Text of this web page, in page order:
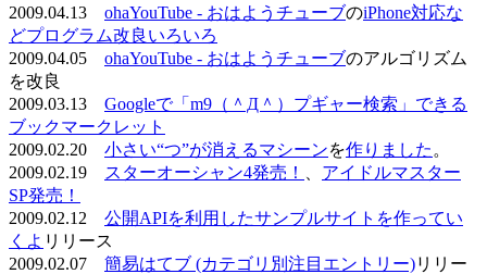
2009.04.13 ohaYouTube - おはようチューブのiPhone対応な
どプログラム改良いろいろ
2009.04.05 ohaYouTube - おはようチューブのアルゴリズム
を改良
2009.03.13 Googleで「m9（＾Д＾）プギャー検索」できる
ブックマークレット
2009.02.20 小さい“つ”が消えるマシーンを作りました 。
2009.02.19
スターオーシャン4発売！
アイドルマスター
SP発売！
2009.02.12 公開APIを利用したサンプルサイトを作ってい
くよ リリース
2009.02.07 簡易はてブ (カテゴリ別注目エントリー)リリー